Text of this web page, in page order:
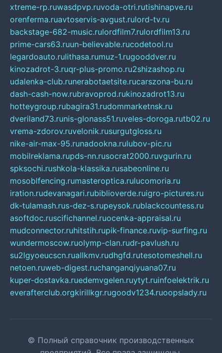
xtreme-rp.ruwasdpvp.ruvoda-otri.rutishinapve.ru
orenferma.ruavtoservis-avgust.rulord-tv.ru
backstage-682-music.rulordfilm7.rulordfilm13.ru
prime-cars63.ruun-believable.rucodetool.ru
legardoauto.rulithasa.rumuz-1.rugooddver.ru
kinozadrot-3.ruqr-plus-promo.ru2shizashop.ru
udalenka-club.runerabotaetsite.rucarszona-bu.ru
dash-cash-now.rubravoprod.rukinozadrot13.ru
hotteygroup.rubagira31.rudommarketnsk.ru
dveriland73.runis-glonass51.ruveles-doroga.rutb02.ru
vrema-zdorov.ruvelonik.rusurgutgloss.ru
nike-air-max-95.runadookna.rulubov-pic.ru
mobilreklama.rupds-nn.rusocrat2000.ruvgurin.ru
spksochi.rushkola-klassika.rusabeonline.ru
mosoblfencing.rumasteroptica.rulucomoria.ru
iration.rudevanagari.rubiblioverde.ruigro-pictures.ru
dk-tulamash.rus-dez-s.rupeysok.rublackcountess.ru
asoftdoc.ruscifichannel.ruocenka-appraisal.ru
mudconnector.ruhitstih.rupik-finance.ruvip-surfing.ru
wundermoscow.ruolymp-clan.rudr-pavlush.ru
su2lgyoeucscn.ruallkmv.rudhgfd.rutesotomeshell.ru
netoen.ruweb-digest.ruchanganqiyuana07.ru
kuper-dostavka.ruedemvgelen.ruytyt.ruinfoelektrik.ru
everafterclub.orgkirillkgr.rugoodv1234.ruoopslady.ru
© Полный справочник производственных